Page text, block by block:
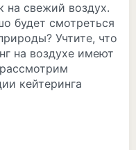
на свежий воздух.
будет смотреться
Учтите, что
на воздухе имеют
кейтеринга